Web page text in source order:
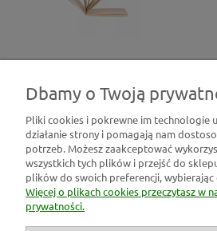
Pomoc
Moje konto
Dbamy o Twoją
Pliki cookies i pokrewne im technologie
działanie strony i pomagają nam
potrzeb. Możesz zaakceptować
wszystkich tych plików i przejść do
plików do swoich preferencji,
Więcej o plikach cookies przeczytasz w
prywatności.